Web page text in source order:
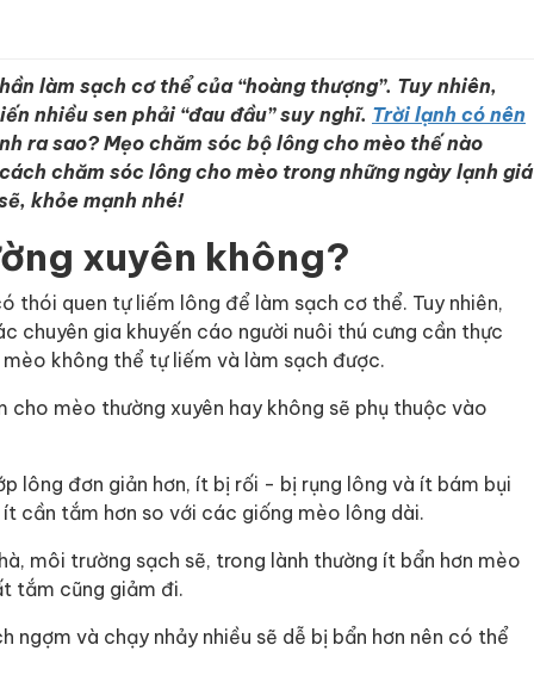
làm sạch cơ thể của “hoàng thượng”. Tuy nhiên,
nhiều sen phải “đau đầu” suy nghĩ. Trời lạnh có nên
ra sao? Mẹo chăm sóc bộ lông cho mèo thế nào
chăm sóc lông cho mèo trong những ngày lạnh giá
khỏe mạnh nhé!
xuyên không?
thói quen tự liếm lông để làm sạch cơ thể. Tuy nhiên,
gia khuyến cáo người nuôi thú cưng cần thực
không thể tự liếm và làm sạch được.
mèo thường xuyên hay không sẽ phụ thuộc vào
lông đơn giản hơn, ít bị rối - bị rụng lông và ít bám bụi
cần tắm hơn so với các giống mèo lông dài.
môi trường sạch sẽ, trong lành thường ít bẩn hơn mèo
tắm cũng giảm đi.
ngợm và chạy nhảy nhiều sẽ dễ bị bẩn hơn nên có thể